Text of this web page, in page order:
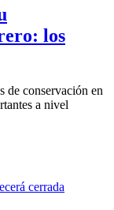
los
de conservación en
a nivel